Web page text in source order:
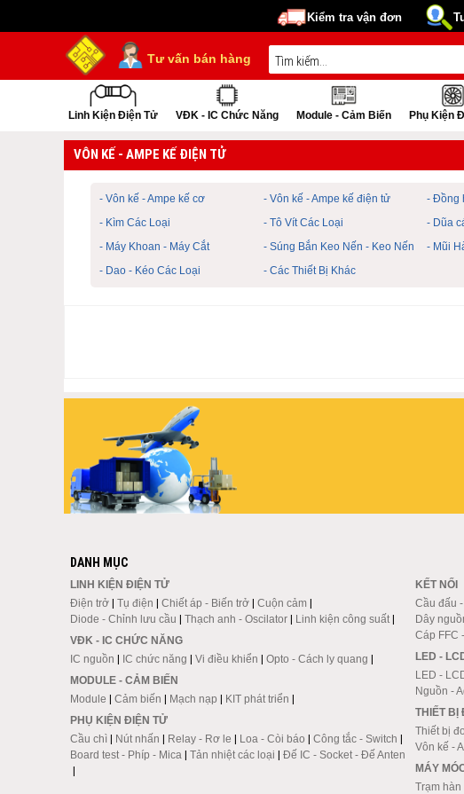
Kiểm tra vận đơn
Tư vấn bán hàng
Linh Kiện Điện Tử VĐK - IC Chức Năng Module - Cảm Biến Phụ Kiện
VÔN KẾ - AMPE KẾ ĐIỆN TỬ
- Vôn kế - Ampe kế cơ - Vôn kế - Ampe kế điện tử - Đồng
- Kìm Các Loại
- Tô Vít Các Loại - Dũa
- Máy Khoan - Máy Cắt
- Súng Bắn Keo Nến - Keo Nến - Mũi
- Dao - Kéo Các Loại
- Các Thiết Bị Khác
DANH MỤC
LINH KIỆN ĐIỆN TỬ
Điện trở| Tụ điện | Chiết áp - Biến trở| Cuộn cảm|
Diode - Chỉnh lưu cầu | Thạch anh - Oscilator| Linh kiện công suất|
VĐK - IC CHỨC NĂNG
IC nguồn | IC chức năng | Vi điều khiển | Opto - Cách ly quang |
MODULE - CẢM BIẾN
Module | Cảm biến | Mạch nạp | KIT phát triển |
PHỤ KIỆN ĐIỆN TỬ
Cầu chì| Nút nhấn | Relay - Rơ le | Loa - Còi báo | Công tắc - Switch |
Board test - Phíp - Mica | Tản nhiệt các loại | Đế IC - Socket - Đế Anten
|
KẾT NỐI
Cầu đấu
Dây
Cáp FFC
LED -
LED -
Nguồn -
THIẾT BỊ
Thiết bị
Vôn kế -
MÁY
Trạm hàn